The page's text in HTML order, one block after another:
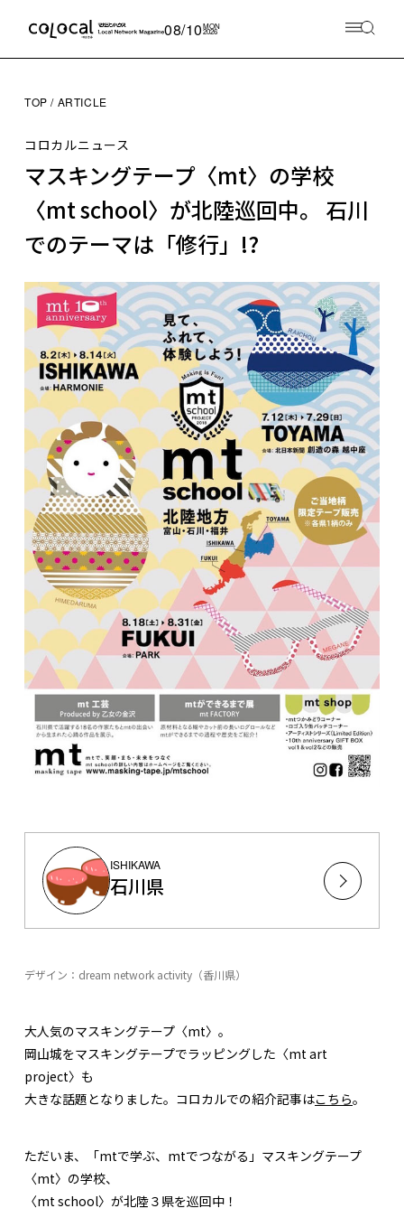
08/10MON
2026
TOP ARTICLE
コロカルニュース
マスキングテープ〈mt〉の学校
〈mt school〉が北陸巡回中。 石川
でのテーマは「修行」!?
ISHIKAWA
石川県
デザイン：dream network activity（香川県）
大人気のマスキングテープ〈mt〉。
岡山城をマスキングテープでラッピングした〈mt art
project〉も
大きな話題となりました。コロカルでの紹介記事はこちら。
ただいま、「mtで学ぶ、mtでつながる」マスキングテープ
〈mt〉の学校、
〈mt school〉が北陸３県を巡回中！